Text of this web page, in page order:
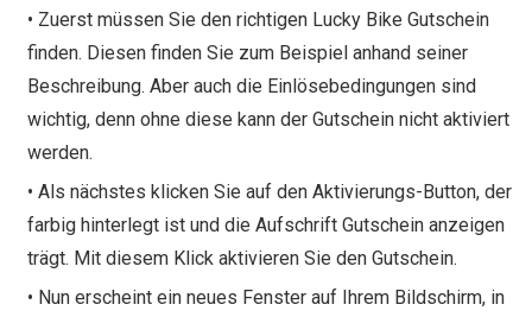
• Zuerst müssen Sie den richtigen Lucky Bike Gutschein
finden. Diesen finden Sie zum Beispiel anhand seiner
Beschreibung. Aber auch die Einlösebedingungen sind
wichtig, denn ohne diese kann der Gutschein nicht aktiviert
werden.
• Als nächstes klicken Sie auf den Aktivierungs-Button, der
farbig hinterlegt ist und die Aufschrift Gutschein anzeigen
trägt. Mit diesem Klick aktivieren Sie den Gutschein.
• Nun erscheint ein neues Fenster auf Ihrem Bildschirm, in